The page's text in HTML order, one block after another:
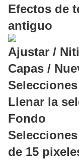
Efectos de
antiguo
Ajustar /
Capas /
Llenar la
Fondo
de 15